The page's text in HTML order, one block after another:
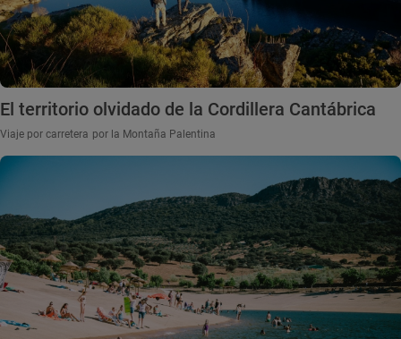
El territorio olvidado de la Cordillera Cantábrica
Viaje por carretera por la Montaña Palentina